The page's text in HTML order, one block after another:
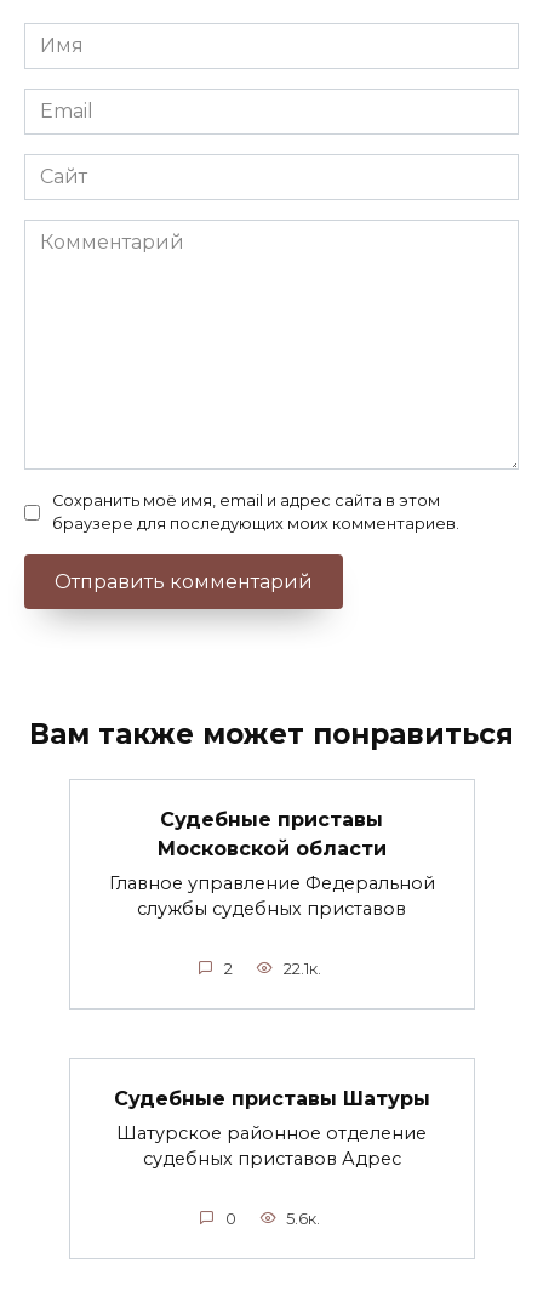
Имя
*
Email
*
Сайт
Комментарий
Сохранить моё имя, email и адрес сайта в этом
браузере для последующих моих комментариев.
Вам также может понравиться
Судебные приставы
Московской области
Главное управление Федеральной
службы судебных приставов
2 22.1к.
Судебные приставы Шатуры
Шатурское районное отделение
судебных приставов Адрес
0 5.6к.